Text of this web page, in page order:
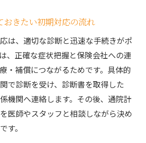
後の事故治療における併用の流れ
とリハビリを効率的に進める方法
用による事故治療の実体験を紹介
の保険対応で併用が選ばれる理由
減する事故治療施設の選び方
すい事故治療施設の見分け方とは
利便性重視の施設を選ぶポイン
おきたい初期対応の流れ
は、適切な診断と迅速な手続きがポ
、正確な症状把握と保険会社への連
・補償につながるためです。具体的
で診断を受け、診断書を取得した
機関へ連絡します。その後、通院計
医師やスタッフと相談しながら決め
す。